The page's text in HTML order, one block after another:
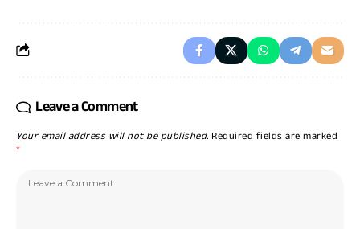
Leave a Comment
Your email address will not be published. Required fields are marked
*